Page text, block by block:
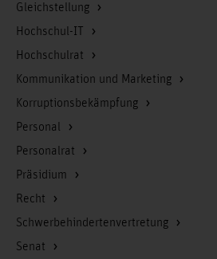
Gleichstellung
Hochschul-IT
Hochschulrat
Kommunikation und Marketing
Korruptionsbekämpfung
Personal
Personalrat
Präsidium
Recht
Schwerbehindertenvertretung
Senat